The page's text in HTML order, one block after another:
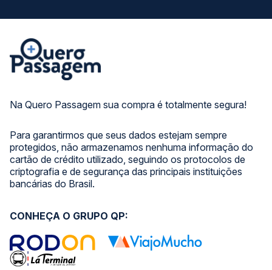
Na Quero Passagem sua compra é totalmente segura!
Para garantirmos que seus dados estejam sempre
protegidos, não armazenamos nenhuma informação do
cartão de crédito utilizado, seguindo os protocolos de
criptografia e de segurança das principais instituições
bancárias do Brasil.
CONHEÇA O GRUPO QP: